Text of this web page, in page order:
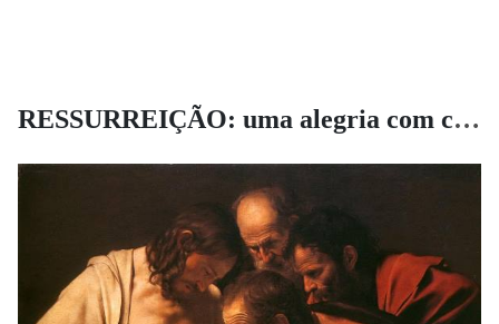
RESSURREIÇÃO: uma alegria com cicatrizes